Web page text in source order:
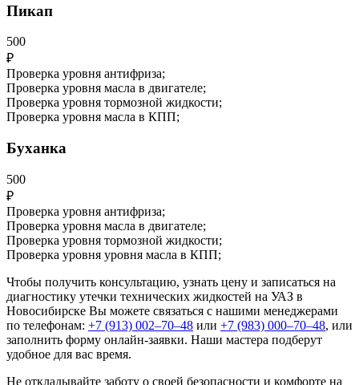
Пикап
500
₽
Проверка уровня антифриза;
Проверка уровня масла в двигателе;
Проверка уровня тормозной жидкости;
Проверка уровня масла в КПП;
Буханка
500
₽
Проверка уровня антифриза;
Проверка уровня масла в двигателе;
Проверка уровня тормозной жидкости;
Проверка уровня уровня масла в КПП;
Чтобы получить консультацию, узнать цену и записаться на
диагностику утечки технических жидкостей на УАЗ в
Новосибирске Вы можете связаться с нашими менеджерами
по телефонам: +7 (913) 002‒70‒48 или +7 (983) 000‒70‒48, или
заполнить форму онлайн-заявки. Наши мастера подберут
удобное для вас время.
Не откладывайте заботу о своей безопасности и комфорте на